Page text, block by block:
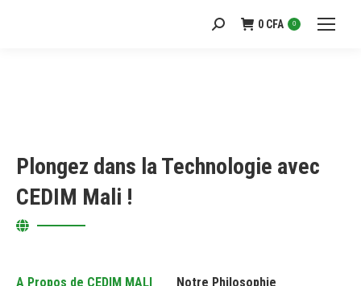
Recherche
0 CFA 0
Plongez dans la Technologie avec
CEDIM Mali !
A Propos de CEDIM MALI Notre Philosophie